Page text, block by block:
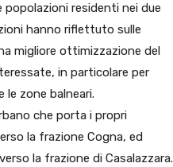
popolazioni residenti nei due
hanno riflettuto sulle
migliore ottimizzazione del
in particolare per
le zone balneari.
che porta i propri
la frazione Cogna, ed
la frazione di Casalazzara.